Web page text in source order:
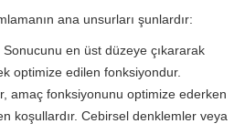
ana unsurları şunlardır:
Sonucunu en üst düzeye çıkararak
optimize edilen fonksiyondur.
amaç fonksiyonunu optimize ederken
koşullardır. Cebirsel denklemler veya